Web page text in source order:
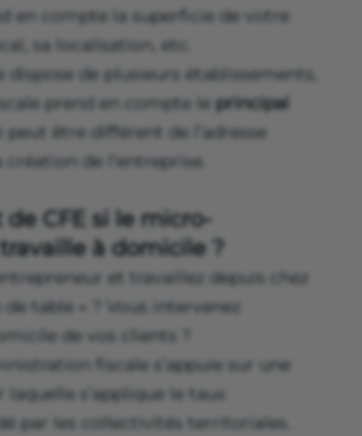
en compte la superficie de votre
sa localisation, etc.
dispose de plusieurs établissements,
prend en compte le principal
peut être différent de l’adresse
de l’entreprise.
CFE si le micro-
à domicile ?
et travaillez depuis chez
table » ? Vous intervenez
de vos clients ?
fiscale s’appuie sur une
s’applique le taux
par les collectivités territoriales.